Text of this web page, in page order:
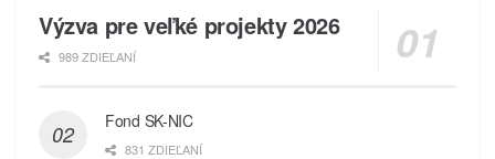
Výzva pre veľké projekty 2026
989 ZDIEĽANÍ
Fond SK-NIC
831 ZDIEĽANÍ